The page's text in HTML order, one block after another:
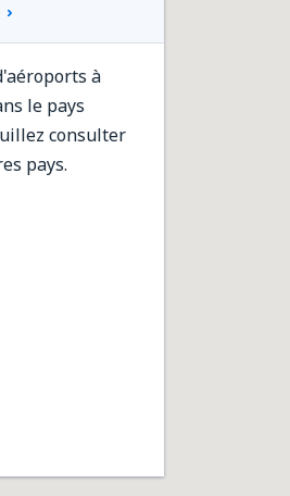
à
le pays
consulter
pays.